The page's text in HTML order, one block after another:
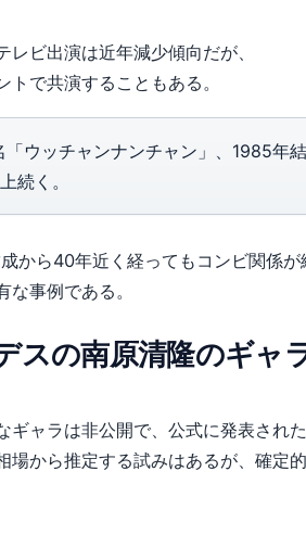
レビ出演は近年減少傾向だが、
トで共演することもある。
「ウッチャンナンチャン」、1985年
続く。
から40年近く経ってもコンビ関係が
な事例である。
スの南原清隆のギャ
ギャラは非公開で、公式に発表され
場から推定する試みはあるが、確定